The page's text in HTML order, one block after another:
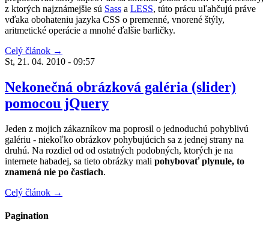
z ktorých najznámejšie sú Sass a LESS, túto prácu uľahčujú práve
vďaka obohateniu jazyka CSS o premenné, vnorené štýly,
aritmetické operácie a mnohé ďalšie barličky.
Celý článok →
St, 21. 04. 2010 - 09:57
Nekonečná obrázková galéria (slider)
pomocou jQuery
Jeden z mojich zákazníkov ma poprosil o jednoduchú pohyblivú
galériu - niekoľko obrázkov pohybujúcich sa z jednej strany na
druhú. Na rozdiel od od ostatných podobných, ktorých je na
internete habadej, sa tieto obrázky mali pohybovať plynule, to
znamená nie po častiach.
Celý článok →
Pagination